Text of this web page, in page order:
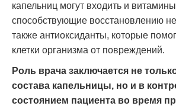
капельниц могут входить и
способствующие восстановлению
также антиоксиданты, которые
клетки организма от повреждений.
Роль врача заключается не
состава капельницы, но и в
состоянием пациента во время